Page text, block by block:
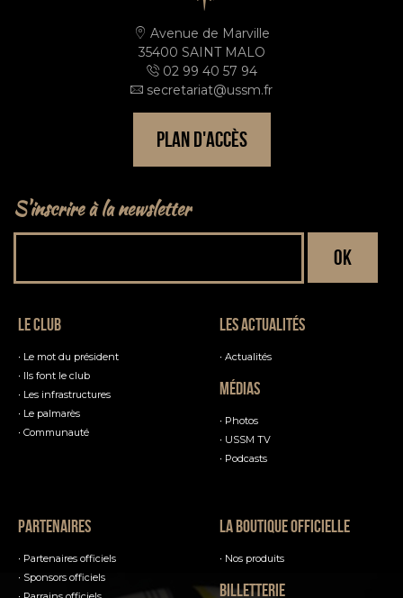
Avenue de Marville
35400 SAINT MALO
02 99 40 57 94
secretariat@ussm.fr
PLAN D'ACCÈS
S'inscrire à la newsletter
Le club
Le mot du président
Ils font le club
Les infrastructures
Le palmarès
Communauté
Les actualités
Actualités
Médias
Photos
USSM TV
Podcasts
Partenaires
Partenaires officiels
Sponsors officiels
La boutique officielle
Nos produits
Billetterie